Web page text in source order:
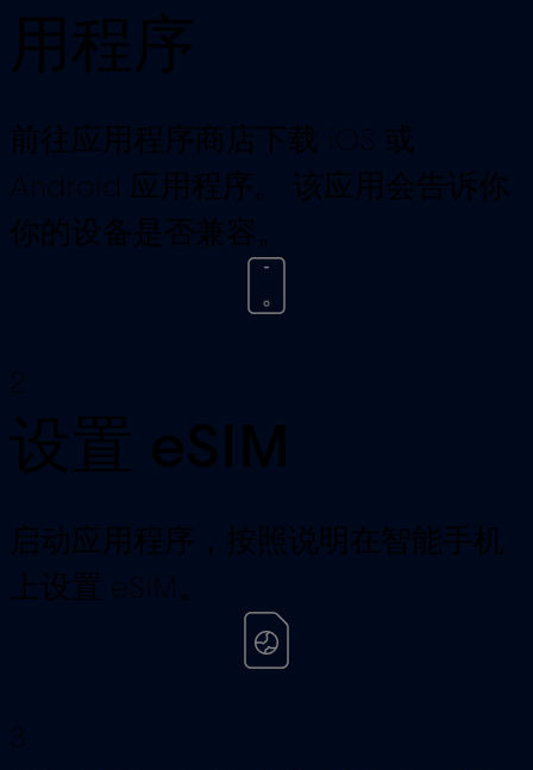
用程序
前往应用程序商店下载 iOS 或
Android 应用程序。 该应用会告诉你
你的设备是否兼容。
2
设置 eSIM
启动应用程序，按照说明在智能手机
上设置 eSIM。
3